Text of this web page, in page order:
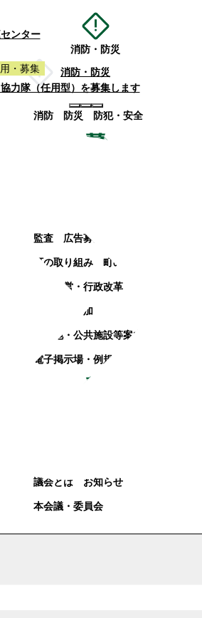
消防・防災
消防・防災
消防 防災 防犯・安全
監査 広告募集
町の取り組み
町の概要
町政運営・行政改革
町政への参加
観光地・公共施設等案内
電子掲示場・例規集
議会とは
お知らせ
本会議・委員会
ンター
・募集
力隊（任用型）を募集します